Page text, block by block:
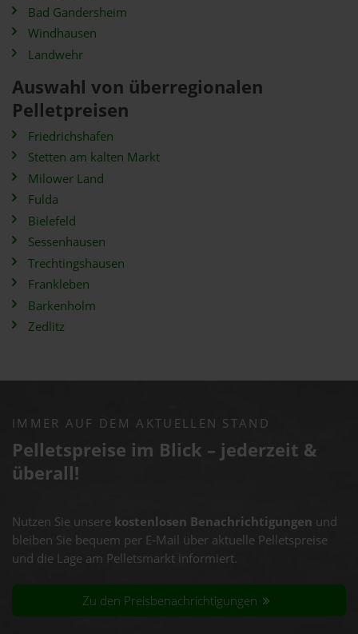
Bad Gandersheim
Windhausen
Landwehr
Auswahl von überregionalen
Pelletpreisen
Friedrichshafen
Stetten am kalten Markt
Milower Land
Fulda
Bielefeld
Sessenhausen
Trechtingshausen
Frankleben
Barkenholm
Zedlitz
IMMER AUF DEM AKTUELLEN STAND
Pelletspreise im Blick – jederzeit &
überall!
Nutzen Sie unsere kostenlosen Benachrichtigungen und
bleiben Sie bequem per E-Mail über aktuelle Pelletspreise
und die Lage am Pelletsmarkt informiert.
Zu den Preisbenachrichtigungen